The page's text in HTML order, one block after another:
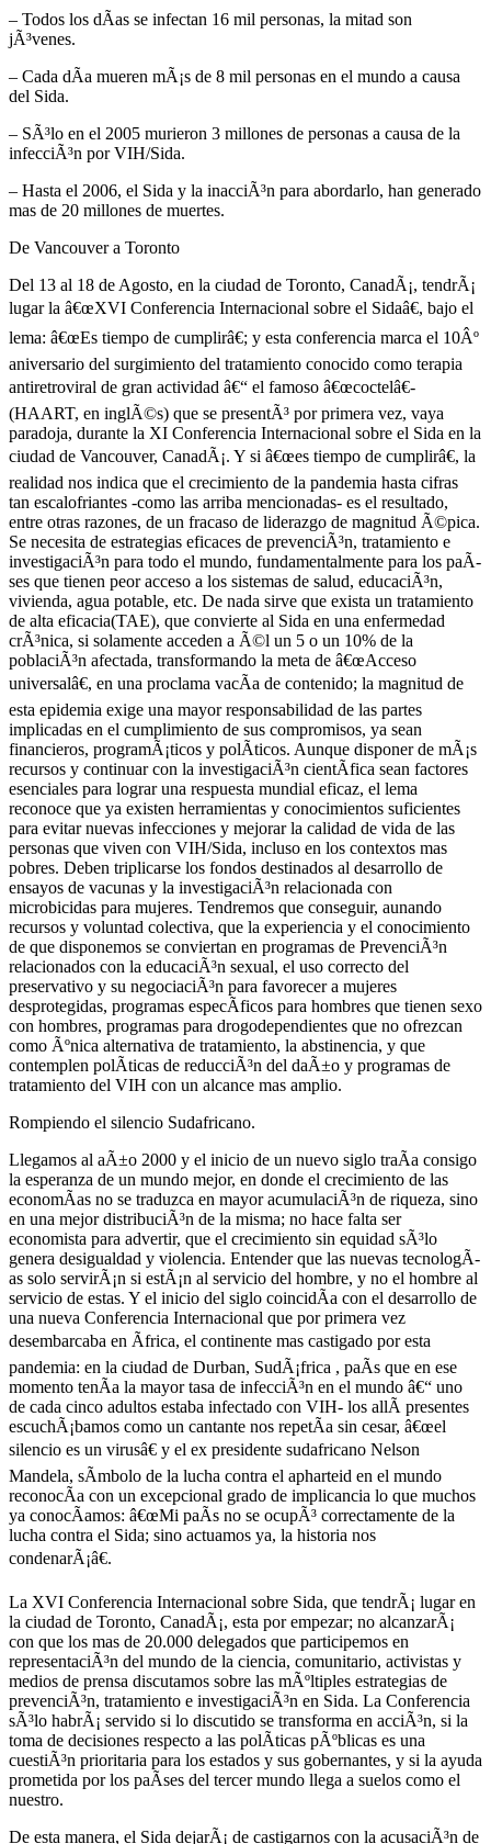
– Todos los dÃ­as se infectan 16 mil personas, la mitad son
jÃ³venes.
– Cada dÃ­a mueren mÃ¡s de 8 mil personas en el mundo a causa
del Sida.
– SÃ³lo en el 2005 murieron 3 millones de personas a causa de la
infecciÃ³n por VIH/Sida.
– Hasta el 2006, el Sida y la inacciÃ³n para abordarlo, han generado
mas de 20 millones de muertes.
De Vancouver a Toronto
Del 13 al 18 de Agosto, en la ciudad de Toronto, CanadÃ¡, tendrÃ¡
lugar la â€œXVI Conferencia Internacional sobre el Sidaâ€, bajo el
lema: â€œEs tiempo de cumplirâ€; y esta conferencia marca el 10Âº
aniversario del surgimiento del tratamiento conocido como terapia
antiretroviral de gran actividad â€“ el famoso â€œcoctelâ€-
(HAART, en inglÃ©s) que se presentÃ³ por primera vez, vaya
paradoja, durante la XI Conferencia Internacional sobre el Sida en la
ciudad de Vancouver, CanadÃ¡. Y si â€œes tiempo de cumplirâ€, la
realidad nos indica que el crecimiento de la pandemia hasta cifras
tan escalofriantes -como las arriba mencionadas- es el resultado,
entre otras razones, de un fracaso de liderazgo de magnitud Ã©pica.
Se necesita de estrategias eficaces de prevenciÃ³n, tratamiento e
investigaciÃ³n para todo el mundo, fundamentalmente para los paÃ­
ses que tienen peor acceso a los sistemas de salud, educaciÃ³n,
vivienda, agua potable, etc. De nada sirve que exista un tratamiento
de alta eficacia(TAE), que convierte al Sida en una enfermedad
crÃ³nica, si solamente acceden a Ã©l un 5 o un 10% de la
poblaciÃ³n afectada, transformando la meta de â€œAcceso
universalâ€, en una proclama vacÃ­a de contenido; la magnitud de
esta epidemia exige una mayor responsabilidad de las partes
implicadas en el cumplimiento de sus compromisos, ya sean
financieros, programÃ¡ticos y polÃ­ticos. Aunque disponer de mÃ¡s
recursos y continuar con la investigaciÃ³n cientÃ­fica sean factores
esenciales para lograr una respuesta mundial eficaz, el lema
reconoce que ya existen herramientas y conocimientos suficientes
para evitar nuevas infecciones y mejorar la calidad de vida de las
personas que viven con VIH/Sida, incluso en los contextos mas
pobres. Deben triplicarse los fondos destinados al desarrollo de
ensayos de vacunas y la investigaciÃ³n relacionada con
microbicidas para mujeres. Tendremos que conseguir, aunando
recursos y voluntad colectiva, que la experiencia y el conocimiento
de que disponemos se conviertan en programas de PrevenciÃ³n
relacionados con la educaciÃ³n sexual, el uso correcto del
preservativo y su negociaciÃ³n para favorecer a mujeres
desprotegidas, programas especÃ­ficos para hombres que tienen sexo
con hombres, programas para drogodependientes que no ofrezcan
como Ãºnica alternativa de tratamiento, la abstinencia, y que
contemplen polÃ­ticas de reducciÃ³n del daÃ±o y programas de
tratamiento del VIH con un alcance mas amplio.
Rompiendo el silencio Sudafricano.
Llegamos al aÃ±o 2000 y el inicio de un nuevo siglo traÃ­a consigo
la esperanza de un mundo mejor, en donde el crecimiento de las
economÃ­as no se traduzca en mayor acumulaciÃ³n de riqueza, sino
en una mejor distribuciÃ³n de la misma; no hace falta ser
economista para advertir, que el crecimiento sin equidad sÃ³lo
genera desigualdad y violencia. Entender que las nuevas tecnologÃ­
as solo servirÃ¡n si estÃ¡n al servicio del hombre, y no el hombre al
servicio de estas. Y el inicio del siglo coincidÃ­a con el desarrollo de
una nueva Conferencia Internacional que por primera vez
desembarcaba en Ãfrica, el continente mas castigado por esta
pandemia: en la ciudad de Durban, SudÃ¡frica , paÃ­s que en ese
momento tenÃ­a la mayor tasa de infecciÃ³n en el mundo â€“ uno
de cada cinco adultos estaba infectado con VIH- los allÃ­ presentes
escuchÃ¡bamos como un cantante nos repetÃ­a sin cesar, â€œel
silencio es un virusâ€ y el ex presidente sudafricano Nelson
Mandela, sÃ­mbolo de la lucha contra el apharteid en el mundo
reconocÃ­a con un excepcional grado de implicancia lo que muchos
ya conocÃ­amos: â€œMi paÃ­s no se ocupÃ³ correctamente de la
lucha contra el Sida; sino actuamos ya, la historia nos
condenarÃ¡â€.
La XVI Conferencia Internacional sobre Sida, que tendrÃ¡ lugar en
la ciudad de Toronto, CanadÃ¡, esta por empezar; no alcanzarÃ¡
con que los mas de 20.000 delegados que participemos en
representaciÃ³n del mundo de la ciencia, comunitario, activistas y
medios de prensa discutamos sobre las mÃºltiples estrategias de
prevenciÃ³n, tratamiento e investigaciÃ³n en Sida. La Conferencia
sÃ³lo habrÃ¡ servido si lo discutido se transforma en acciÃ³n, si la
toma de decisiones respecto a las polÃ­ticas pÃºblicas es una
cuestiÃ³n prioritaria para los estados y sus gobernantes, y si la ayuda
prometida por los paÃ­ses del tercer mundo llega a suelos como el
nuestro.
De esta manera, el Sida dejarÃ¡ de castigarnos con la acusaciÃ³n de